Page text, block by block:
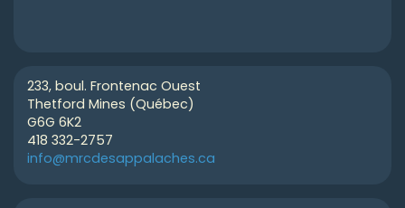
233, boul. Frontenac Ouest
Thetford Mines (Québec)
G6G 6K2
418 332-2757
info@mrcdesappalaches.ca